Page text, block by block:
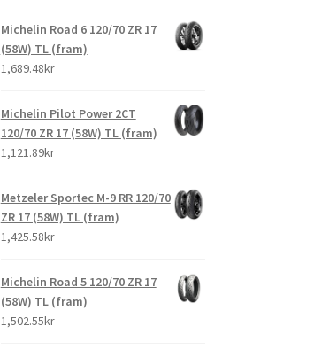
Michelin Road 6 120/70 ZR 17
(58W) TL (fram)
1,689.48kr
Michelin Pilot Power 2CT
120/70 ZR 17 (58W) TL (fram)
1,121.89kr
Metzeler Sportec M-9 RR 120/70
ZR 17 (58W) TL (fram)
1,425.58kr
Michelin Road 5 120/70 ZR 17
(58W) TL (fram)
1,502.55kr